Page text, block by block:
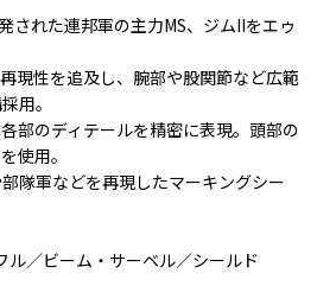
された連邦軍の主力MS、ジムIIをエゥ
現性を追及し、腕部や股関節など広範
用。
部のディテールを精密に表現。頭部の
使用。
隊軍などを再現したマーキングシー
ル／ビーム・サーベル／シールド